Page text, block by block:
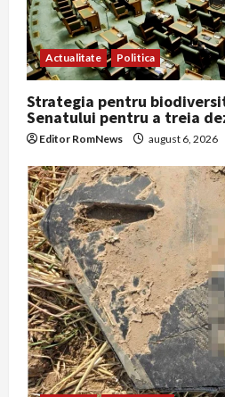
Actualitate Politica
Strategia pentru
Senatului pentru a treia
Editor RomNews august 6, 2026